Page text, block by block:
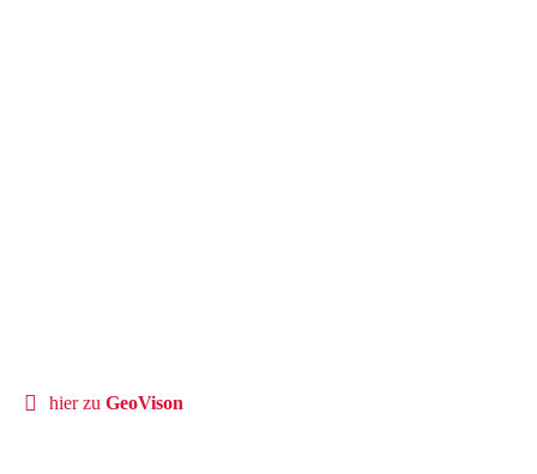
hier zu GeoVison